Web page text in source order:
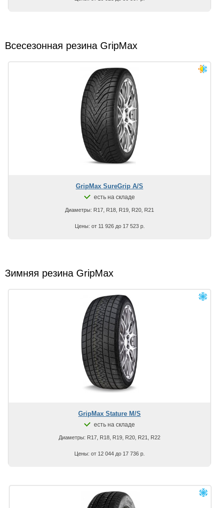
Всесезонная резина GripMax
GripMax SureGrip A/S
есть на складе
Диаметры: R17, R18, R19, R20, R21
Цены: от 11 926 до 17 523 р.
Зимняя резина GripMax
GripMax Stature M/S
есть на складе
Диаметры: R17, R18, R19, R20, R21, R22
Цены: от 12 044 до 17 736 р.